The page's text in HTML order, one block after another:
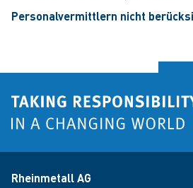
Personalvermittlern nicht
Rheinmetall AG